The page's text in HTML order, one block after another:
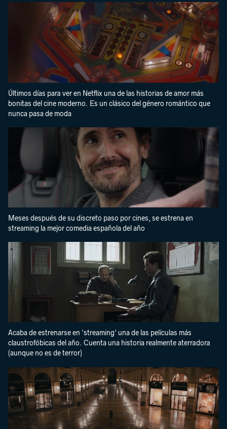
Últimos días para ver en Netflix una de las historias de amor más
bonitas del cine moderno. Es un clásico del género romántico que
nunca pasa de moda
Meses después de su discreto paso por cines, se estrena en
streaming la mejor comedia española del año
Acaba de estrenarse en 'streaming' una de las películas más
claustrofóbicas del año. Cuenta una historia realmente aterradora
(aunque no es de terror)